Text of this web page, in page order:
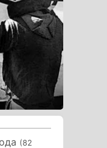
(82